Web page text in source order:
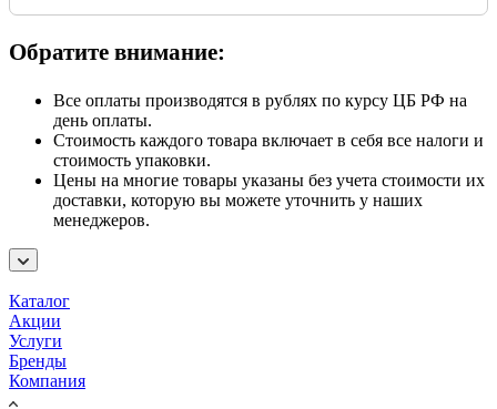
Обратите внимание:
Все оплаты производятся в рублях по курсу ЦБ РФ на
день оплаты.
Стоимость каждого товара включает в себя все налоги и
стоимость упаковки.
Цены на многие товары указаны без учета стоимости их
доставки, которую вы можете уточнить у наших
менеджеров.
Каталог
Акции
Услуги
Бренды
Компания